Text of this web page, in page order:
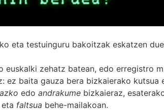
eta testuinguru bakoitzak eskatzen
zehatz batean, edo erregistro
baita gauza bera bizkaierako kutsua
edo andrakume bizkaieraz,
faltsua behe-mailakoan.